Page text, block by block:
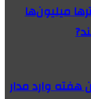
میلیون‌ها
هفته وارد مدار